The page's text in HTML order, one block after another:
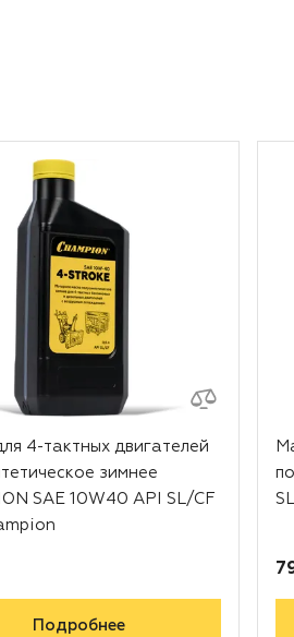
4-тактных двигателей
зимнее
SAE 10W40 API SL/CF
Подробнее